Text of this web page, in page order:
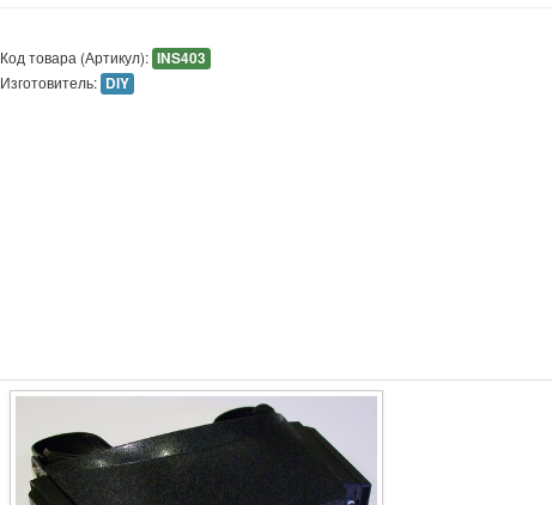
Код товара (Артикул): INS403
Изготовитель: DIY